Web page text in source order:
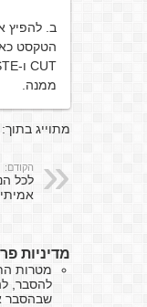
ב. להפיץ
הטקסט
ממנה.
מתוייג בתוך:
הקודם:
אמיתי
מדיניות
מטרות
להסבר,
שבהסבר